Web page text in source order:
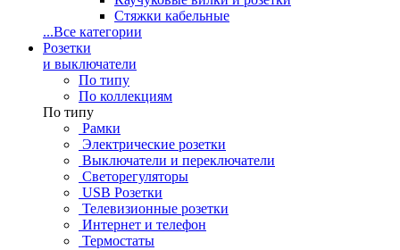
Стяжки кабельные
...Все категории
Розетки
и выключатели
По типу
По коллекциям
По типу
Рамки
Электрические розетки
Выключатели и переключатели
Светорегуляторы
USB Розетки
Телевизионные розетки
Интернет и телефон
Термостаты